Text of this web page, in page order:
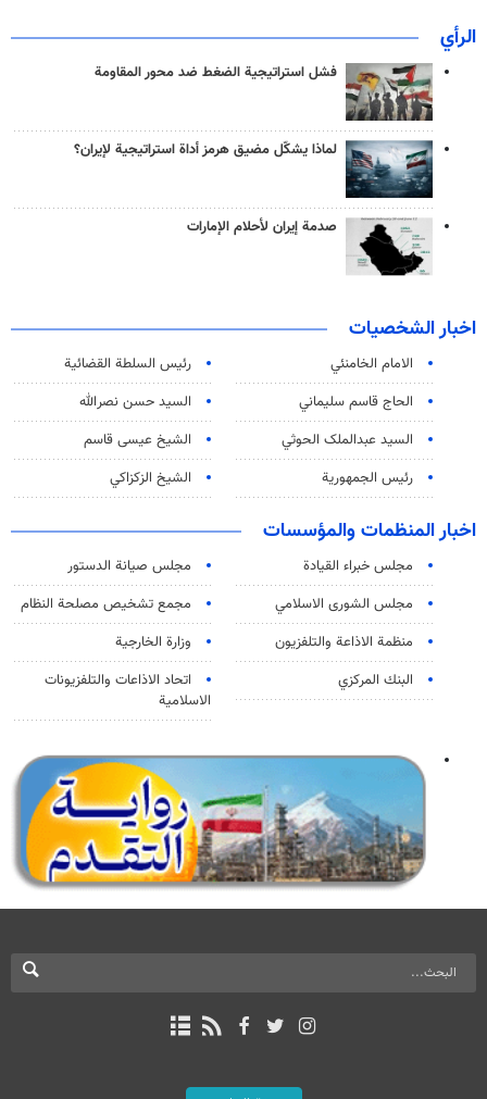
الرأي
فشل استراتيجية الضغط ضد محور المقاومة
لماذا يشكّل مضيق هرمز أداة استراتيجية لإيران؟
صدمة إيران لأحلام الإمارات
اخبار الشخصيات
الامام الخامنئي
رئیس السلطة القضائیة
الحاج قاسم سليماني
السيد حسن نصرالله
السید عبدالملک الحوثي
الشيخ عيسى قاسم
رئيس الجمهورية
الشيخ الزكزاكي
اخبار المنظمات والمؤسسات
مجلس خبراء القيادة
مجلس صيانة الدستور
مجلس الشورى الاسلامي
مجمع تشخيص مصلحة النظام
منظمة الاذاعة والتلفزیون
وزارة الخارجية
البنك المركزي
اتحاد الاذاعات والتلفزيونات
الاسلامية